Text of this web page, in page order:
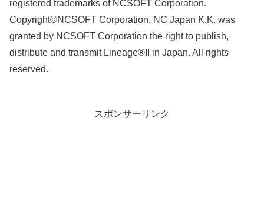
registered trademarks of NCSOFT Corporation.
Copyright©NCSOFT Corporation. NC Japan K.K. was
granted by NCSOFT Corporation the right to publish,
distribute and transmit Lineage®II in Japan. All rights
reserved.
スポンサーリンク